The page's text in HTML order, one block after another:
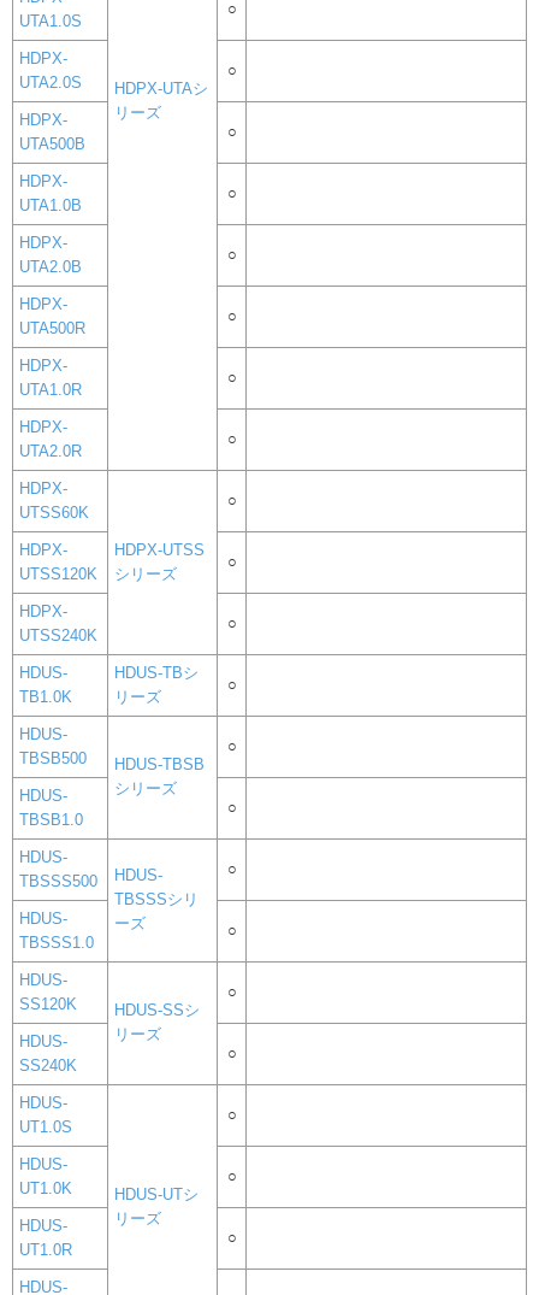
HDPX-UTAシ
リーズ
UTA1.0S
○
HDPX-
UTA2.0S
○
HDPX-
UTA500B
○
HDPX-
UTA1.0B
○
HDPX-
UTA2.0B
○
HDPX-
UTA500R
○
HDPX-
UTA1.0R
○
HDPX-
UTA2.0R
○
HDPX-
UTSS60K
HDPX-UTSS
シリーズ
○
HDPX-
UTSS120K
○
HDPX-
UTSS240K
○
HDUS-
TB1.0K
HDUS-TBシ
リーズ
○
HDUS-
TBSB500
HDUS-TBSB
シリーズ
○
HDUS-
TBSB1.0
○
HDUS-
TBSSS500
HDUS-
TBSSSシリ
ーズ
○
HDUS-
TBSSS1.0
○
HDUS-
SS120K
HDUS-SSシ
リーズ
○
HDUS-
SS240K
○
HDUS-
UT1.0S
HDUS-UTシ
リーズ
○
HDUS-
UT1.0K
○
HDUS-
UT1.0R
○
HDUS-